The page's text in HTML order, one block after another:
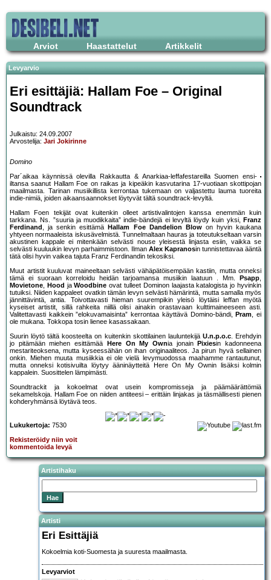
Arviot Haastattelut Artikkelit
Levyarvio
Eri esittäjiä: Hallam Foe – Original
Soundtrack
Julkaistu: 24.09.2007
Arvostelija: Jari Jokirinne
Domino
Par´aikaa käynnissä olevilla Rakkautta & Anarkiaa-leffafestareilla Suomen ensi-
iltansa saanut Hallam Foe on raikas ja kipeäkin kasvutarina 17-vuotiaan skottipojan
maailmasta. Tarinan musiikillista kerrontaa tukemaan on valjastettu lauma tuoreita
indie-nimiä, joiden aikaansaannokset löytyvät tältä soundtrack-levyltä.
Hallam Foen tekijät ovat kuitenkin olleet artistivalintojen kanssa enemmän kuin
tarkkana. Ns. ”suuria ja muodikkaita” indie-bändejä ei levyltä löydy kuin yksi, Franz
Ferdinand , ja senkin esittämä Hallam Foe Dandelion Blowon hyvin kaukana
yhtyeen normaaleista iskusävelmistä. Tunnelmaltaan hauras ja toteutukseltaan varsin
akustinen kappale ei mitenkään selvästi nouse yleisestä linjasta esiin, vaikka se
selvästi kuuluukin levyn parhaimmistoon. Ilman Alex Kapranosin tunnistettavaa ääntä
tätä olisi hyvin vaikea tajuta Franz Ferdinandin tekosiksi.
Muut artistit kuuluvat maineeltaan selvästi vähäpätöisempään kastiin, mutta onneksi
tämä ei suoraan korreloidu heidän tarjoamansa musiikin laatuun . Mm.
Psapp,
Movietone, Hood jaWoodbine ovat tulleet Dominon laajasta katalogista jo hyvinkin
tutuiksi. Niiden kappaleet ovatkin tämän levyn selvästi hämärintä, mutta samalla myös
jännittävintä, antia. Toivottavasti hieman suurempikin yleisö löytäisi leffan myötä
kyseiset artistit, sillä rahkeita niillä olisi ainakin orastavaan kulttimaineeseen asti.
Valitettavasti kaikkein ”elokuvamaisinta” kerrontaa käyttävä Domino-bändi, Pram, ei
ole mukana. Tokkopa tosin lienee kasassakaan.
Suurin löytö tältä koosteelta on kuitenkin skottilainen lauluntekijä U.n.p.o.c. Erehdyin
jo pitämään miehen esittämää
Here On My Ownia jonain Pixiesin kadonneena
mestariteoksena, mutta kyseessähän on ihan originaaliteos. Ja pirun hyvä sellainen
onkin. Miehen muuta musiikkia ei ole vielä levymuodossa maahamme rantautunut,
mutta onneksi kotisivuilta löytyy ääninäytteitä Here On My Ownin lisäksi kolmin
kappalein. Suosittelen lämpimästi.
Soundtrackit ja kokoelmat ovat usein kompromisseja ja päämäärättömiä
sekamelskoja. Hallam Foe on niiden antiteesi – erittäin linjakas ja täsmällisesti pienen
kohderyhmänsä löytävä teos.
Lukukertoja: 7530
Rekisteröidy niin voit
kommentoida levyä
Artistihaku
Artisti
Eri Esittäjiä
Kokoelmia koti-Suomesta ja suuresta maailmasta.
Levyarviot